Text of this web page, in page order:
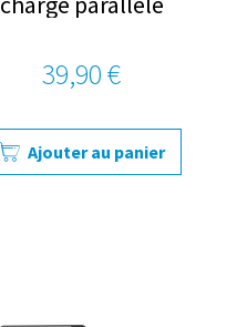
39,90 €
Ajouter au panier